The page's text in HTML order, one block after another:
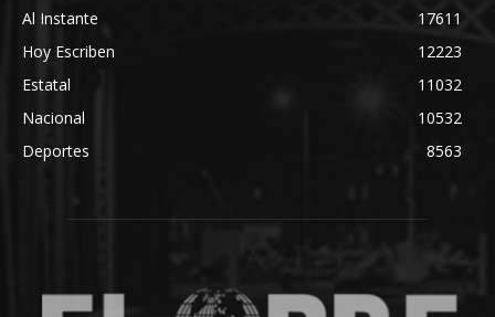
Al Instante
17611
Hoy Escriben
12223
Estatal
11032
Nacional
10532
Deportes
8563